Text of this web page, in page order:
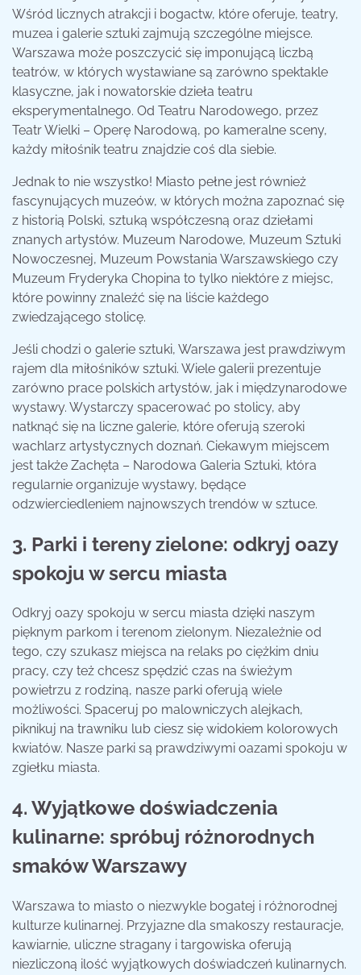
Wśród licznych atrakcji i bogactw, które oferuje, teatry,
muzea i galerie sztuki zajmują szczególne miejsce.
Warszawa może poszczycić się imponującą liczbą
teatrów, w których wystawiane są zarówno spektakle
klasyczne, jak i nowatorskie dzieła teatru
eksperymentalnego. Od Teatru Narodowego, przez
Teatr Wielki – Operę Narodową, po kameralne sceny,
każdy miłośnik teatru znajdzie coś dla siebie.
Jednak to nie wszystko! Miasto pełne jest również
fascynujących muzeów, w których można zapoznać się
z historią Polski, sztuką współczesną oraz dziełami
znanych artystów. Muzeum Narodowe, Muzeum Sztuki
Nowoczesnej, Muzeum Powstania Warszawskiego czy
Muzeum Fryderyka Chopina to tylko niektóre z miejsc,
które powinny znaleźć się na liście każdego
zwiedzającego stolicę.
Jeśli chodzi o galerie sztuki, Warszawa jest prawdziwym
rajem dla miłośników sztuki. Wiele galerii prezentuje
zarówno prace polskich artystów, jak i międzynarodowe
wystawy. Wystarczy spacerować po stolicy, aby
natknąć się na liczne galerie, które oferują szeroki
wachlarz artystycznych doznań. Ciekawym miejscem
jest także Zachęta – Narodowa Galeria Sztuki, która
regularnie organizuje wystawy, będące
odzwierciedleniem najnowszych trendów w sztuce.
3. Parki i tereny zielone: odkryj oazy
spokoju w sercu miasta
Odkryj oazy spokoju w sercu miasta dzięki naszym
pięknym parkom i terenom zielonym. Niezależnie od
tego, czy szukasz miejsca na relaks po ciężkim dniu
pracy, czy też chcesz spędzić czas na świeżym
powietrzu z rodziną, nasze parki oferują wiele
możliwości. Spaceruj po malowniczych alejkach,
piknikuj na trawniku lub ciesz się widokiem kolorowych
kwiatów. Nasze parki są prawdziwymi oazami spokoju w
zgiełku miasta.
4. Wyjątkowe doświadczenia
kulinarne: spróbuj różnorodnych
smaków Warszawy
Warszawa to miasto o niezwykle bogatej i różnorodnej
kulturze kulinarnej. Przyjazne dla smakoszy restauracje,
kawiarnie, uliczne stragany i targowiska oferują
niezliczoną ilość wyjątkowych doświadczeń kulinarnych.